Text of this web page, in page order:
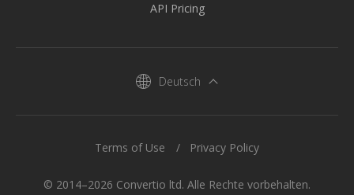
API Pricing
Deutsch
© 2014–2026 Convertio ltd. Alle Rechte vorbehalten.
Terms of Use Privacy Policy